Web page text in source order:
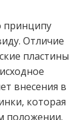
принципу
Отличие
пластины
внесения в
которая
положении.